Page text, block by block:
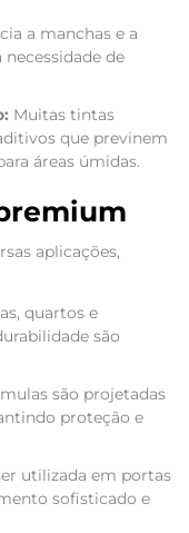
a manchas e a
de
Muitas tintas
que previnem
áreas úmidas.
aplicações,
quartos e
são
são projetadas
proteção e
utilizada em portas
sofisticado e